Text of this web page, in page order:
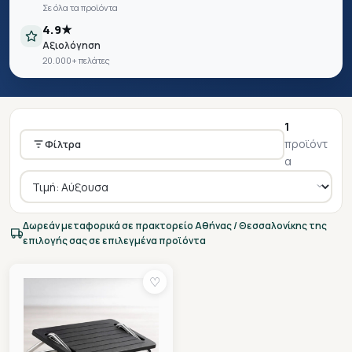
Σε όλα τα προϊόντα
4.9★
Αξιολόγηση
20.000+ πελάτες
Φίλτρα
1
προϊόντ
α
Δωρεάν μεταφορικά σε πρακτορείο Αθήνας / Θεσσαλονίκης της
επιλογής σας σε επιλεγμένα προϊόντα
♡